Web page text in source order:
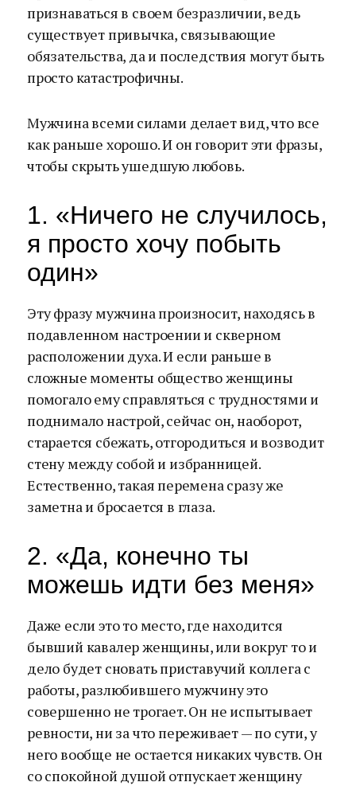
признаваться в своем безразличии, ведь
существует привычка, связывающие
обязательства, да и последствия могут быть
просто катастрофичны.
Мужчина всеми силами делает вид, что все
как раньше хорошо. И он говорит эти фразы,
чтобы скрыть ушедшую любовь.
1. «Ничего не случилось,
я просто хочу побыть
один»
Эту фразу мужчина произносит, находясь в
подавленном настроении и скверном
расположении духа. И если раньше в
сложные моменты общество женщины
помогало ему справляться с трудностями и
поднимало настрой, сейчас он, наоборот,
старается сбежать, отгородиться и возводит
стену между собой и избранницей.
Естественно, такая перемена сразу же
заметна и бросается в глаза.
2. «Да, конечно ты
можешь идти без меня»
Даже если это то место, где находится
бывший кавалер женщины, или вокруг то и
дело будет сновать приставучий коллега с
работы, разлюбившего мужчину это
совершенно не трогает. Он не испытывает
ревности, ни за что переживает — по сути, у
него вообще не остается никаких чувств. Он
со спокойной душой отпускает женщину